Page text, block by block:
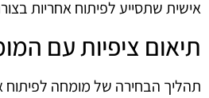
אישית שתסייע לפיתוח אחריות
תיאום ציפיות עם
תהליך הבחירה של מומחה לפיתוח